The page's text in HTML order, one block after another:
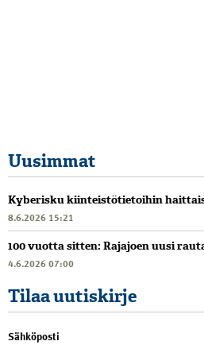
Uusimmat
Kyberisku kiinteistötietoihin
8.6.2026 15:21
100 vuotta sitten: Rajajoen uusi
4.6.2026 07:00
Tilaa uutiskirje
Sähköposti